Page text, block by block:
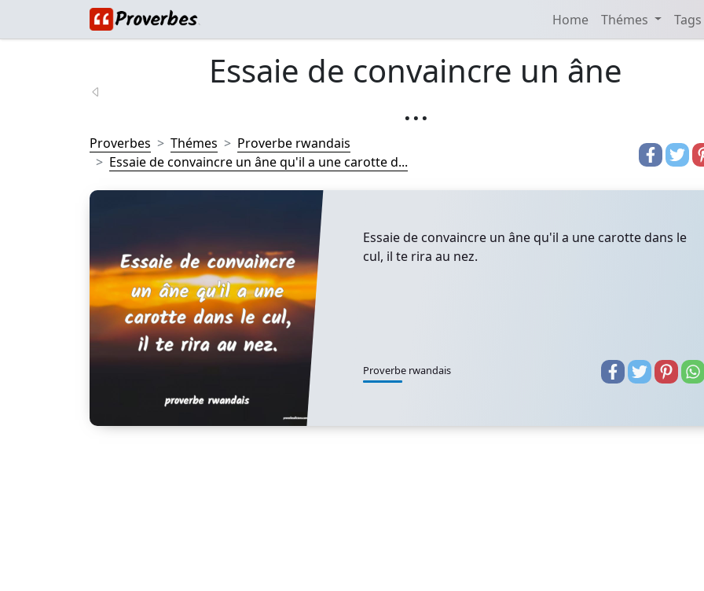
Home Thémes
Essaie de convaincre un âne
...
Proverbes Thémes
Proverbe rwandais
Essaie de convaincre un âne qu'il a une carotte d...
Essaie de convaincre un âne qu'il a une carotte dans le
cul, il te rira au nez.
Proverbe rwandais